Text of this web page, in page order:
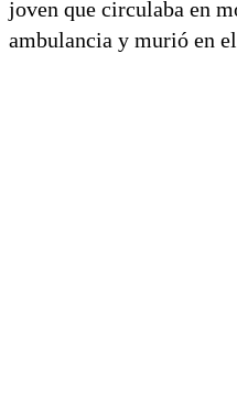
joven que circulaba en
ambulancia y murió en